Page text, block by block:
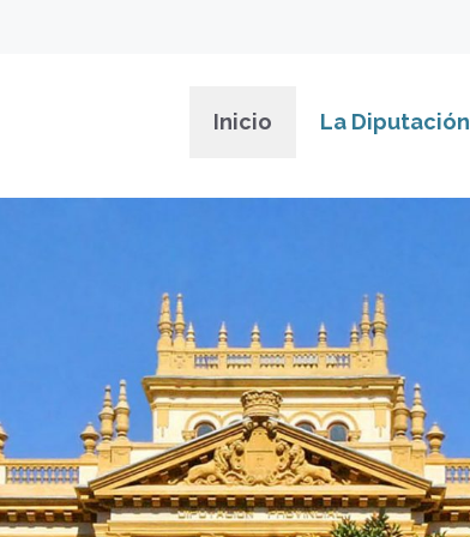
Inicio La Diputación